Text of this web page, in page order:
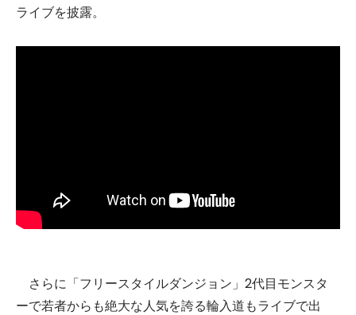
ライブを披露。
さらに「フリースタイルダンジョン」2代⽬モンスタ
ーで若者からも絶⼤な⼈気を誇る輪⼊道もライブで出